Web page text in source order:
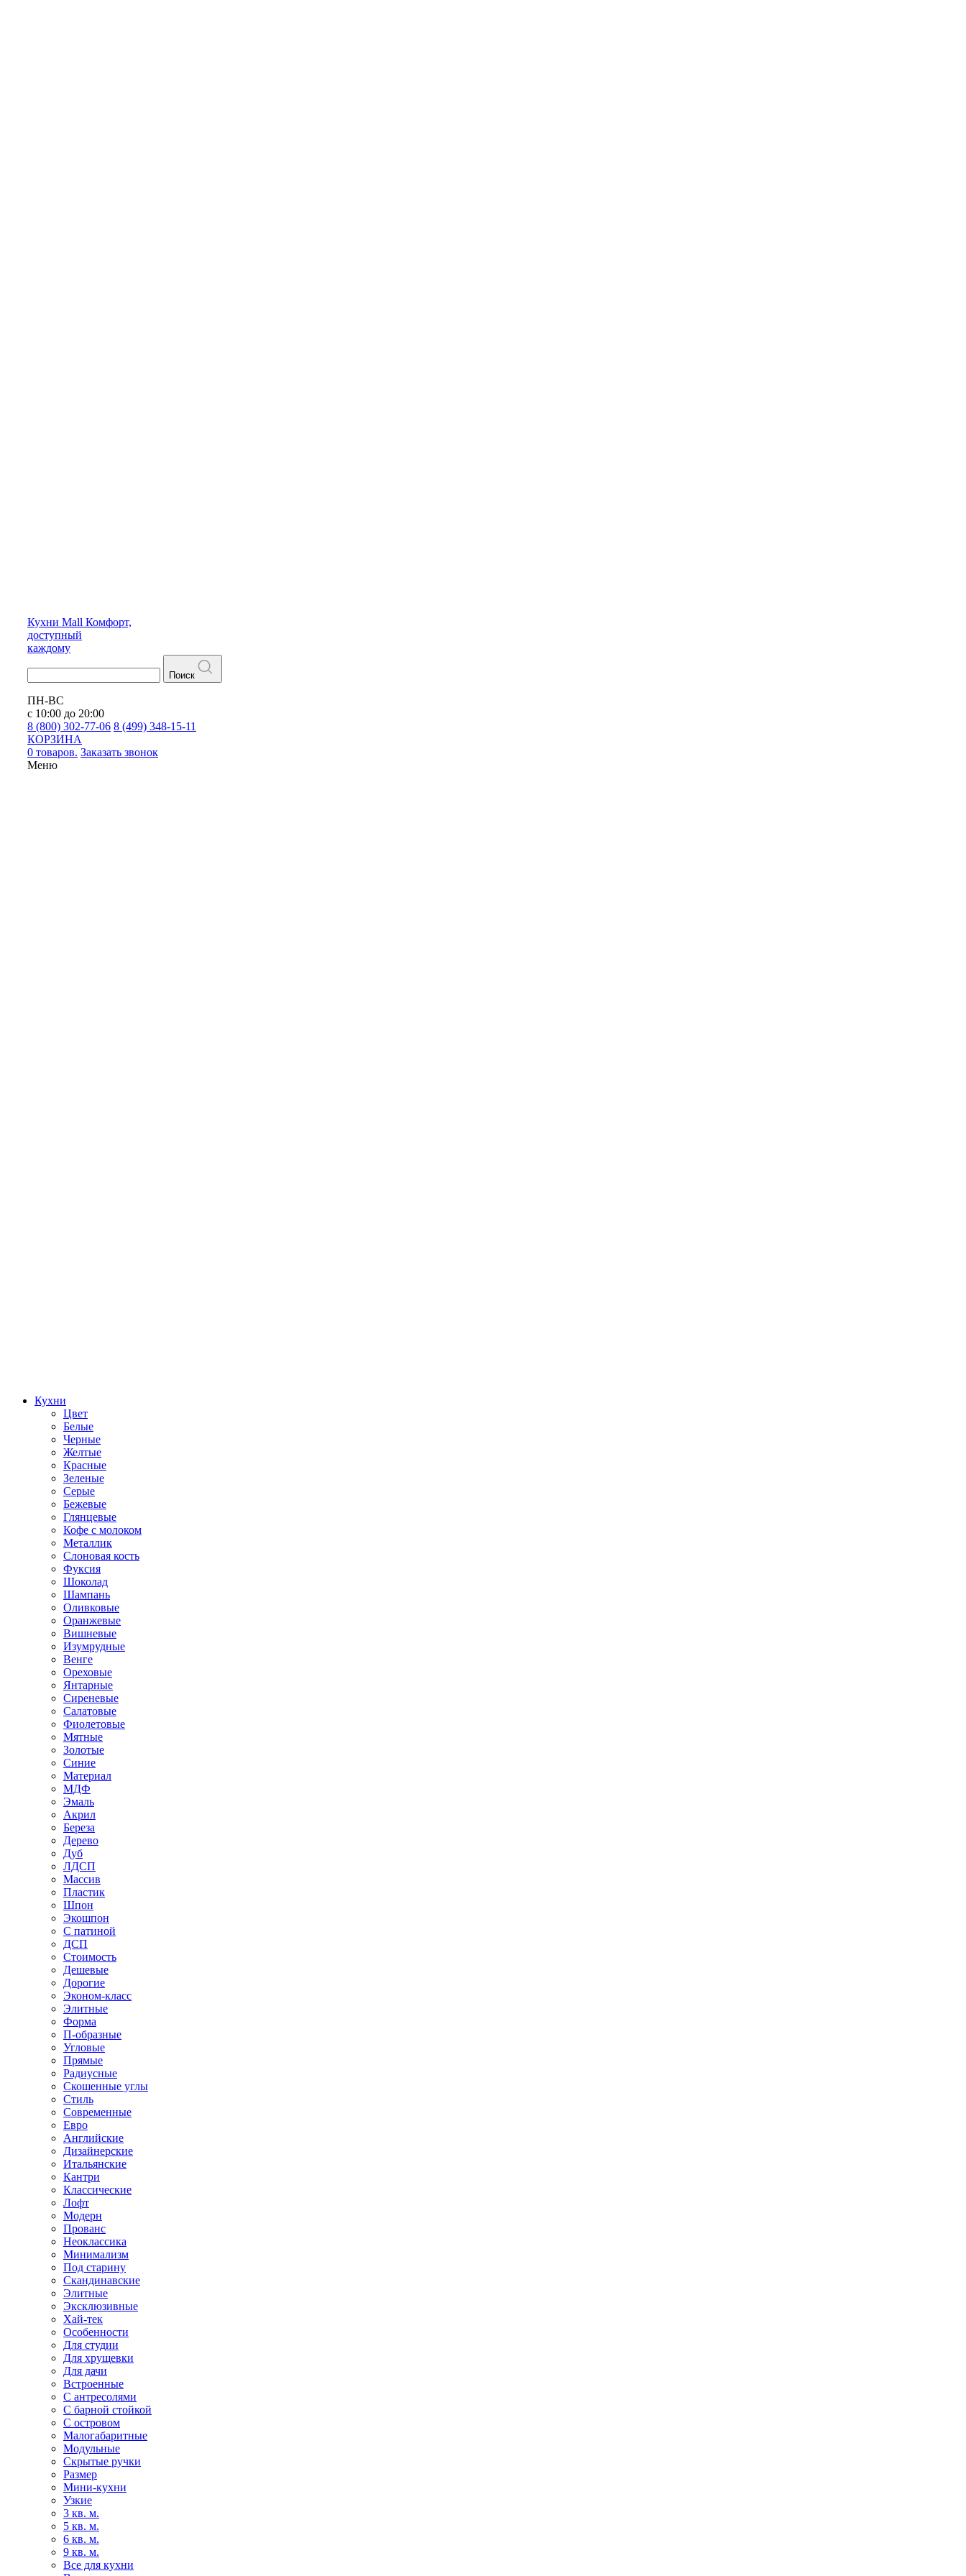
Кухни Mall Комфорт,
доступный
каждому
Поиск
ПН-ВС
с 10:00 до 20:00
8 (800) 302-77-06 8 (499) 348-15-11
КОРЗИНА
0 товаров. Заказать звонок
Меню
Кухни
Цвет
Белые
Черные
Желтые
Красные
Зеленые
Серые
Бежевые
Глянцевые
Кофе с молоком
Металлик
Слоновая кость
Фуксия
Шоколад
Шампань
Оливковые
Оранжевые
Вишневые
Изумрудные
Венге
Ореховые
Янтарные
Сиреневые
Салатовые
Фиолетовые
Мятные
Золотые
Синие
Материал
МДФ
Эмаль
Акрил
Береза
Дерево
Дуб
ЛДСП
Массив
Пластик
Шпон
Экошпон
С патиной
ДСП
Стоимость
Дешевые
Дорогие
Эконом-класс
Элитные
Форма
П-образные
Угловые
Прямые
Радиусные
Скошенные углы
Стиль
Современные
Евро
Английские
Дизайнерские
Итальянские
Кантри
Классические
Лофт
Модерн
Прованс
Неоклассика
Минимализм
Под старину
Скандинавские
Элитные
Эксклюзивные
Хай-тек
Особенности
Для студии
Для хрущевки
Для дачи
Встроенные
С антресолями
С барной стойкой
С островом
Малогабаритные
Модульные
Скрытые ручки
Размер
Мини-кухни
Узкие
3 кв. м.
5 кв. м.
6 кв. м.
9 кв. м.
Все для кухни